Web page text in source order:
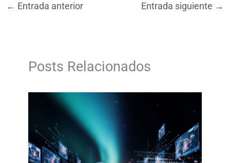
c
n
d
I
n
a
A
p
p
i
n
k
← Entrada anterior Entrada siguiente →
Posts Relacionados